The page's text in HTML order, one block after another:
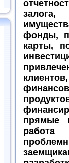
залога,
фонды,
карты,
прямые